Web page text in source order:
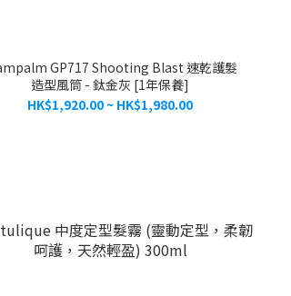
GP717 Shooting Blast 速乾護髮
造型風筒 - 鈦金灰 [1年保養]
HK$1,920.00 ~ HK$1,980.00